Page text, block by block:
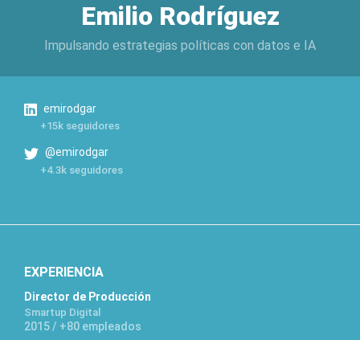
Emilio Rodríguez
Impulsando estrategias políticas con datos e IA
emirodgar
+15k seguidores
@emirodgar
+4.3k seguidores
EXPERIENCIA
Director de Producción
Smartup Digital
2015 / +80 empleados